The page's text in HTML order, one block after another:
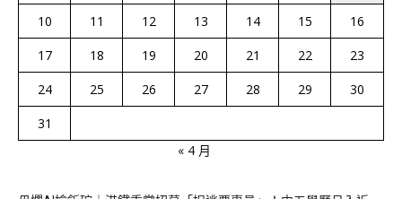
10
11 12 13 14 15
16
17
18 19 20 21 22
23
24
25 26 27 28 29
30
31
« 4 月